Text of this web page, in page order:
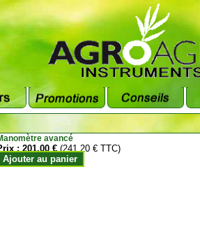
avancé
:201.00 € (241.20 € TTC)
Ajouter au panier